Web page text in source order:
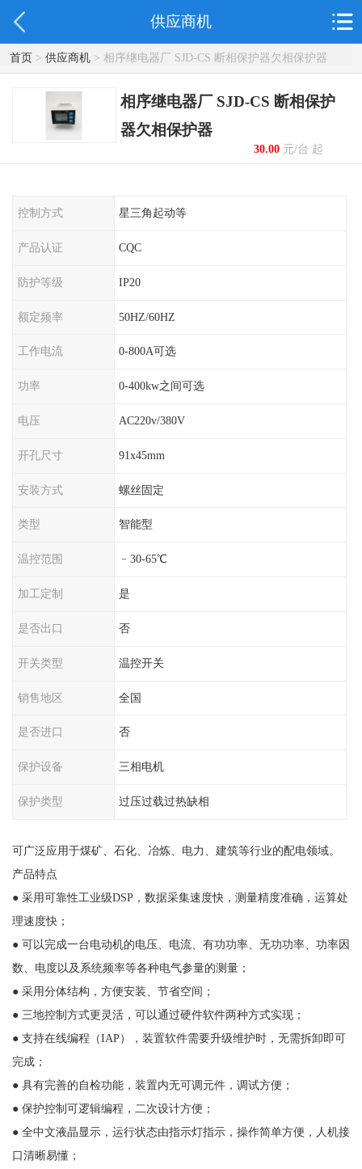
供应商机
首页> 供应商机> 相序继电器厂 SJD-CS 断相保护器欠相保护器
相序继电器厂 SJD-CS 断相保护
器欠相保护器
30.00元/台 起
控制方式 星三角起动等
产品认证 CQC
防护等级 IP20
额定频率 50HZ/60HZ
工作电流 0-800A可选
功率 0-400kw之间可选
电压 AC220v/380V
开孔尺寸 91x45mm
安装方式 螺丝固定
类型 智能型
温控范围 ﹣30-65℃
加工定制 是
是否出口 否
开关类型 温控开关
销售地区 全国
是否进口 否
保护设备 三相电机
保护类型 过压过载过热缺相
可广泛应用于煤矿、石化、冶炼、电力、建筑等行业的配电领域。
产品特点
● 采用可靠性工业级DSP，数据采集速度快，测量精度准确，运算处
理速度快；
● 可以完成一台电动机的电压、电流、有功功率、无功功率、功率因
数、电度以及系统频率等各种电气参量的测量；
● 采用分体结构，方便安装、节省空间；
● 三地控制方式更灵活，可以通过硬件软件两种方式实现；
● 支持在线编程（IAP），装置软件需要升级维护时，无需拆卸即可
完成；
● 具有完善的自检功能，装置内无可调元件，调试方便；
● 保护控制可逻辑编程，二次设计方便；
● 全中文液晶显示，运行状态由指示灯指示，操作简单方便，人机接
口清晰易懂；